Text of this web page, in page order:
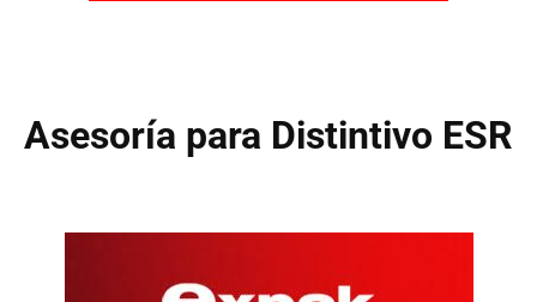
Asesoría para Distintivo ESR